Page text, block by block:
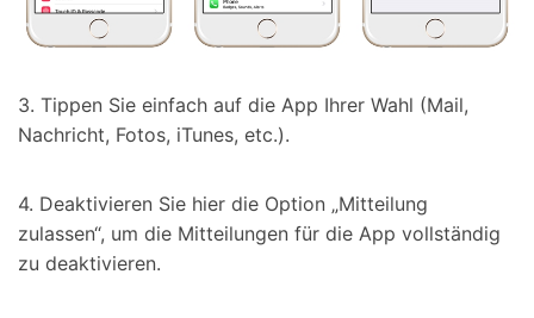
3. Tippen Sie einfach auf die App Ihrer Wahl (Mail,
Nachricht, Fotos, iTunes, etc.).
4. Deaktivieren Sie hier die Option „Mitteilung
zulassen“, um die Mitteilungen für die App vollständig
zu deaktivieren.